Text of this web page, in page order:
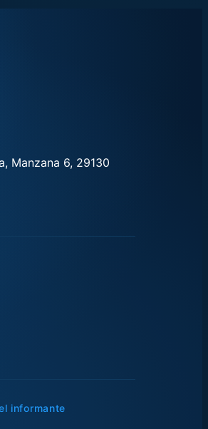
Manzana 6, 29130
informante